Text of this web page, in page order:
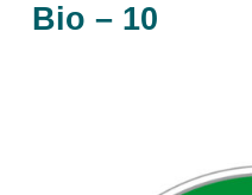
Bio – 10